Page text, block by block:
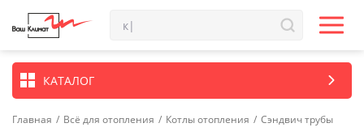
КАТАЛОГ
Главная / Всё для отопления / Котлы отопления / Сэндвич трубы